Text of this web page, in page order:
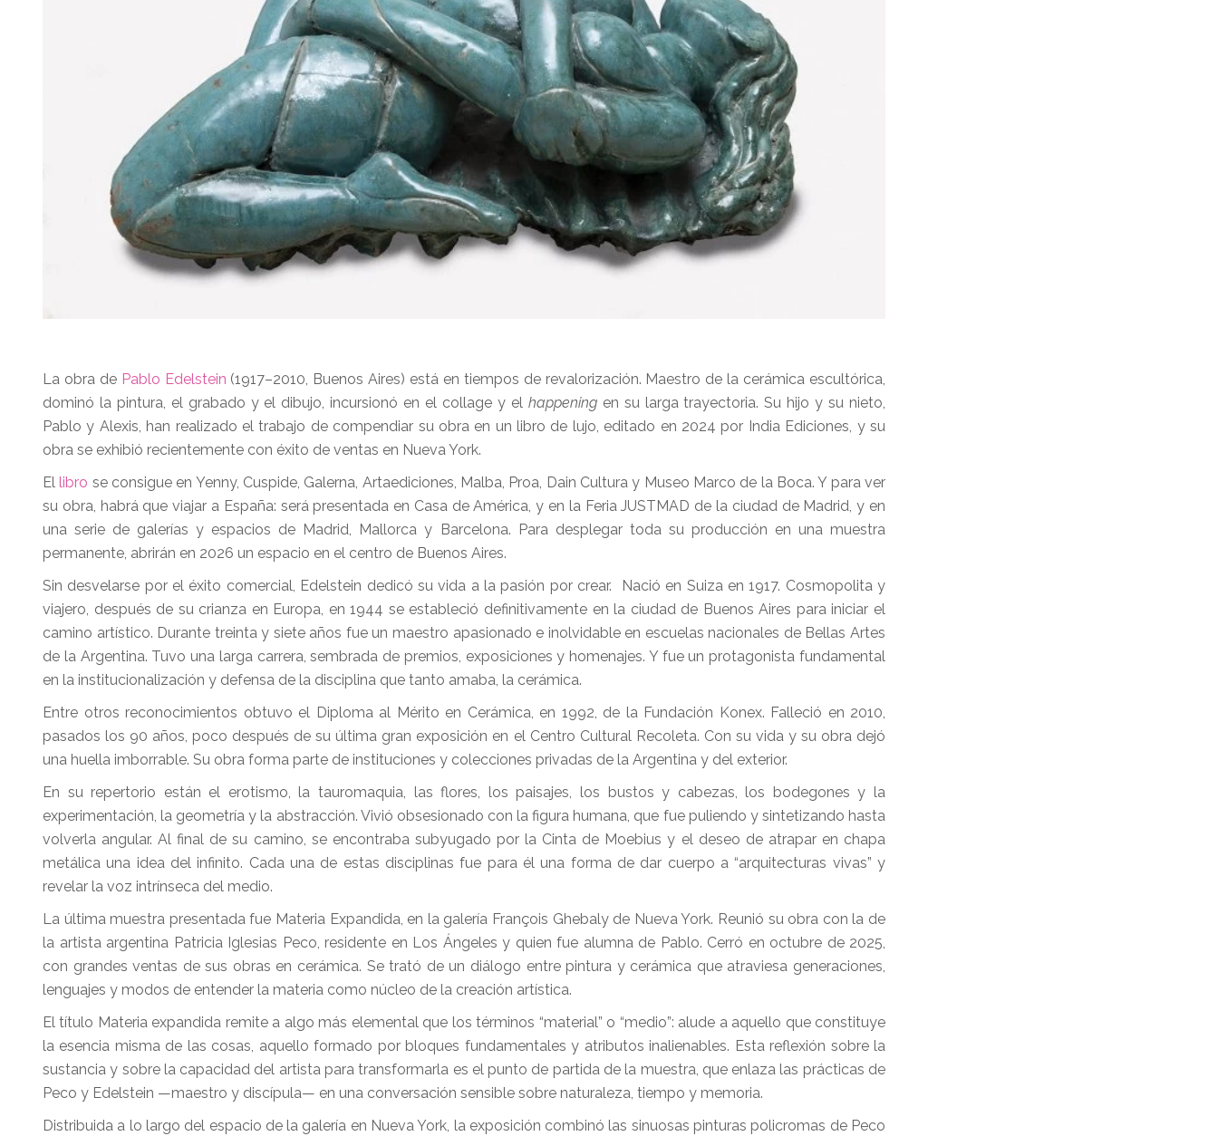
La obra de Pablo Edelstein (1917–2010, Buenos Aires) está en tiempos de revalorización. Maestro de la cerámica escultórica,
dominó la pintura, el grabado y el dibujo, incursionó en el collage y el happeningen su larga trayectoria. Su hijo y su nieto,
Pablo y Alexis, han realizado el trabajo de compendiar su obra en un libro de lujo, editado en 2024 por India Ediciones, y su
obra se exhibió recientemente con éxito de ventas en Nueva York.
Ellibro se consigue en Yenny, Cuspide, Galerna, Artaediciones, Malba, Proa, Dain Cultura y Museo Marco de la Boca. Y para ver
su obra, habrá que viajar a España: será presentada en Casa de América, y en la Feria JUSTMAD de la ciudad de Madrid, y en
una serie de galerías y espacios de Madrid, Mallorca y Barcelona. Para desplegar toda su producción en una muestra
permanente, abrirán en 2026 un espacio en el centro de Buenos Aires.
Sin desvelarse por el éxito comercial, Edelstein dedicó su vida a la pasión por crear. Nació en Suiza en 1917. Cosmopolita y
viajero, después de su crianza en Europa, en 1944 se estableció definitivamente en la ciudad de Buenos Aires para iniciar el
camino artístico. Durante treinta y siete años fue un maestro apasionado e inolvidable en escuelas nacionales de Bellas Artes
de la Argentina. Tuvo una larga carrera, sembrada de premios, exposiciones y homenajes. Y fue un protagonista fundamental
en la institucionalización y defensa de la disciplina que tanto amaba, la cerámica.
Entre otros reconocimientos obtuvo el Diploma al Mérito en Cerámica, en 1992, de la Fundación Konex. Falleció en 2010,
pasados los 90 años, poco después de su última gran exposición en el Centro Cultural Recoleta. Con su vida y su obra dejó
una huella imborrable. Su obra forma parte de instituciones y colecciones privadas de la Argentina y del exterior.
En su repertorio están el erotismo, la tauromaquia, las flores, los paisajes, los bustos y cabezas, los bodegones y la
experimentación, la geometría y la abstracción. Vivió obsesionado con la figura humana, que fue puliendo y sintetizando hasta
volverla angular. Al final de su camino, se encontraba subyugado por la Cinta de Moebius y el deseo de atrapar en chapa
metálica una idea del infinito. Cada una de estas disciplinas fue para él una forma de dar cuerpo a “arquitecturas vivas” y
revelar la voz intrínseca del medio.
La última muestra presentada fue Materia Expandida, en la galería François Ghebaly de Nueva York. Reunió su obra con la de
la artista argentina Patricia Iglesias Peco, residente en Los Ángeles y quien fue alumna de Pablo. Cerró en octubre de 2025,
con grandes ventas de sus obras en cerámica. Se trató de un diálogo entre pintura y cerámica que atraviesa generaciones,
lenguajes y modos de entender la materia como núcleo de la creación artística.
El título Materia expandida remite a algo más elemental que los términos “material” o “medio”: alude a aquello que constituye
la esencia misma de las cosas, aquello formado por bloques fundamentales y atributos inalienables. Esta reflexión sobre la
sustancia y sobre la capacidad del artista para transformarla es el punto de partida de la muestra, que enlaza las prácticas de
Peco y Edelstein —maestro y discípula— en una conversación sensible sobre naturaleza, tiempo y memoria.
Distribuida a lo largo del espacio de la galería en Nueva York, la exposición combinó las sinuosas pinturas policromas de Peco